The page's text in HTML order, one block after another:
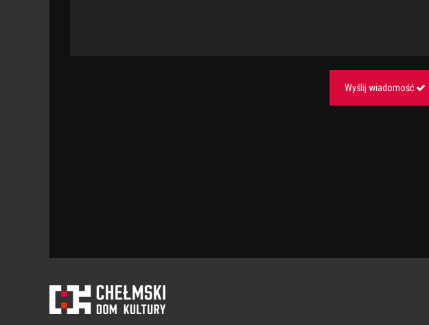
Wyślij wiadomość